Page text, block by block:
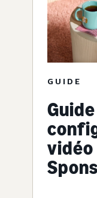
GUIDE
vidéo